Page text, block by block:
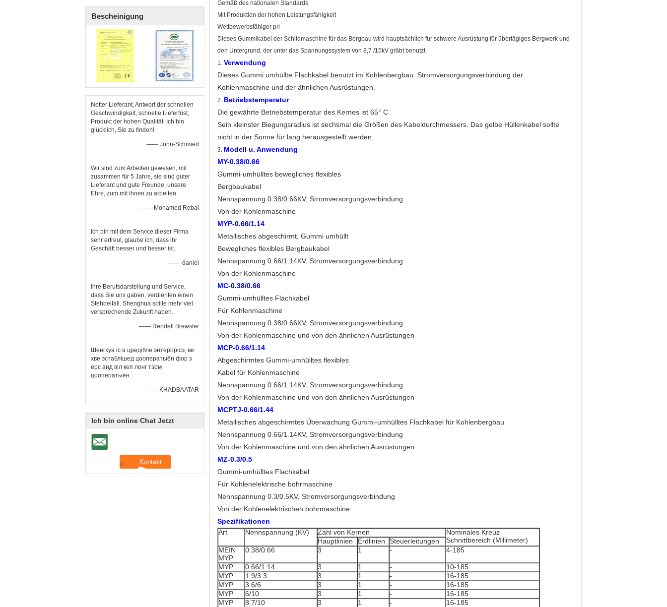
Bescheinigung
Netter Lieferant, Antwort der schnellen
Geschwindigkeit, schnelle Lieferfrist,
Produkt der hohen Qualität. Ich bin
glücklich, Sie zu finden!
—— John-Schmied
Wir sind zum Arbeiten gewesen, mit
zusammen für 5 Jahre, sie sind guter
Lieferant und gute Freunde, unsere
Ehre, zum mit ihnen zu arbeiten.
—— Mohamed Rebai
Ich bin mit dem Service dieser Firma
sehr erfreut, glaube ich, dass ihr
Geschäft besser und besser ist.
—— daniel
Ihre Berufsdarstellung und Service,
dass Sie uns gaben, verdienten einen
Stehbeifall. Shenghua sollte mehr viel
versprechende Zukunft haben.
—— Rendell Brewster
Шенгхуа іс а цредібле энтерпрісэ, ве
хве эстаблішед цооператыён фор з
ерс анд віл кеп лонг тэрм
цооператыён.
—— KHADBAATAR
Ich bin online Chat Jetzt
Gemäß des nationalen Standards
Mit Produktion der hohen Leistungsfähigkeit
Wettbewerbsfähiger pri
Dieses Gummikabel der Schildmaschine für das Bergbau wird hauptsächlich für schwere Ausrüstung für übertägiges Bergwerk und
den Untergrund, der unter das Spannungssystem von 8,7 /15kV gräbt benutzt.
1. Verwendung
Dieses Gummi umhüllte Flachkabel benutzt im Kohlenbergbau. Stromversorgungsverbindung der
Kohlenmaschine und der ähnlichen Ausrüstungen.
2. Betriebstemperatur
Die gewährte Betriebstemperatur des Kernes ist 65° C
Sein kleinster Biegungsradius ist sechsmal die Größen des Kabeldurchmessers. Das gelbe Hüllenkabel sollte
nicht in der Sonne für lang herausgestellt werden.
3. Modell u. Anwendung
MY-0.38/0.66
Gummi-umhülltes bewegliches flexibles
Bergbaukabel
Nennspannung 0.38/0.66KV, Stromversorgungsverbindung
Von der Kohlenmaschine
MYP-0.66/1.14
Metallisches abgeschirmt, Gummi umhüllt
Bewegliches flexibles Bergbaukabel
Nennspannung 0.66/1.14KV, Stromversorgungsverbindung
Von der Kohlenmaschine
MC-0.38/0.66
Gummi-umhülltes Flachkabel
Für Kohlenmaschine
Nennspannung 0.38/0.66KV, Stromversorgungsverbindung
Von der Kohlenmaschine und von den ähnlichen Ausrüstungen
MCP-0.66/1.14
Abgeschirmtes Gummi-umhülltes flexibles
Kabel für Kohlenmaschine
Nennspannung 0.66/1.14KV, Stromversorgungsverbindung
Von der Kohlenmaschine und von den ähnlichen Ausrüstungen
MCPTJ-0.66/1.44
Metallisches abgeschirmtes Überwachung Gummi-umhülltes Flachkabel für Kohlenbergbau
Nennspannung 0.66/1.14KV, Stromversorgungsverbindung
Von der Kohlenmaschine und von den ähnlichen Ausrüstungen
MZ-0.3/0.5
Gummi-umhülltes Flachkabel
Für Kohlenelektrische bohrmaschine
Nennspannung 0.3/0.5KV, Stromversorgungsverbindung
Von der Kohlenelektrischen bohrmaschine
Spezifikationen
Art
Nennspannung (KV) Zahl von Kernen
Nominales Kreuz
Schnittbereich (Millimeter)
Hauptlinien Erdlinien
Steuerleitungen
MEIN
MYP
0.38/0.66 3 1 - 4-185
MYP 0.66/1.14 3 1 -
10-185
MYP
1.9/3.3 3 1 -
16-185
MYP
3.6/6 3 1 -
16-185
MYP
6/10 3 1 -
16-185
MYP
8.7/10 3 1 -
16-185